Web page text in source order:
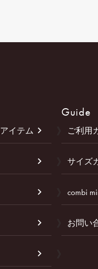
イテム
Guide
ご利用
サイズ
combi
お問い